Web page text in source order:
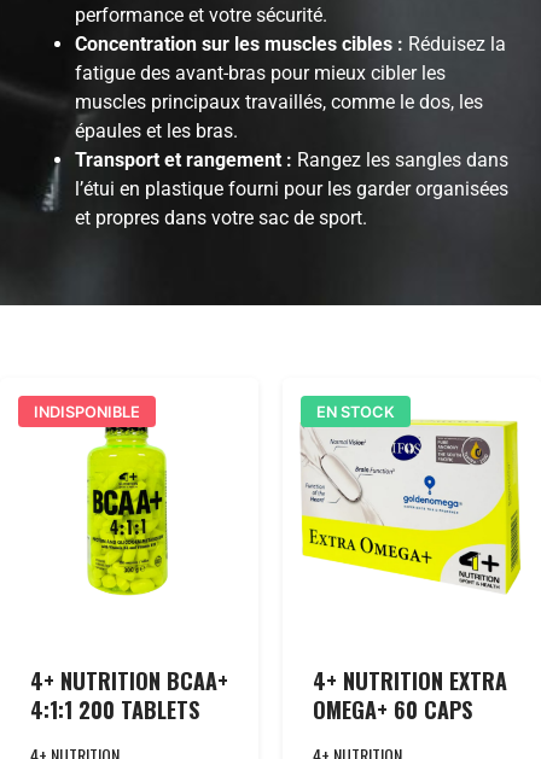
performance et votre sécurité.
Concentration sur les muscles cibles : Réduisez la
fatigue des avant-bras pour mieux cibler les
muscles principaux travaillés, comme le dos, les
épaules et les bras.
Transport et rangement : Rangez les sangles dans
l’étui en plastique fourni pour les garder organisées
et propres dans votre sac de sport.
INDISPONIBLE
4+ NUTRITION BCAA+
4:1:1 200 TABLETS
EN STOCK
4+ NUTRITION EXTRA
OMEGA+ 60 CAPS